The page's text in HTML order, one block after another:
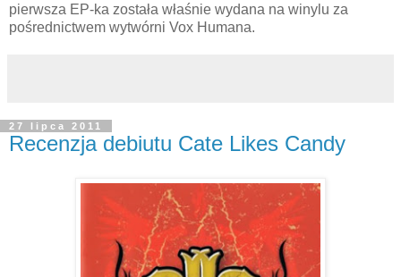
pierwsza EP-ka została właśnie wydana na winylu za
pośrednictwem wytwórni Vox Humana.
27 lipca 2011
Recenzja debiutu Cate Likes Candy